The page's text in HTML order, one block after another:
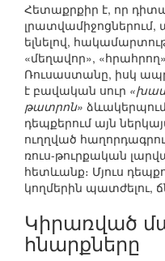
Հետաքրքիր է, որ
ելնելով,
«մեղավոր»,
Ռուսաստանը, իսկ
է բավական սուր
թատրոն»
դեպքերում այն
ուղղված
ռուս-թուրքական
հետևանք։ Մյուս
կողմերին պատժելու,
Կիրառված
հնարքները